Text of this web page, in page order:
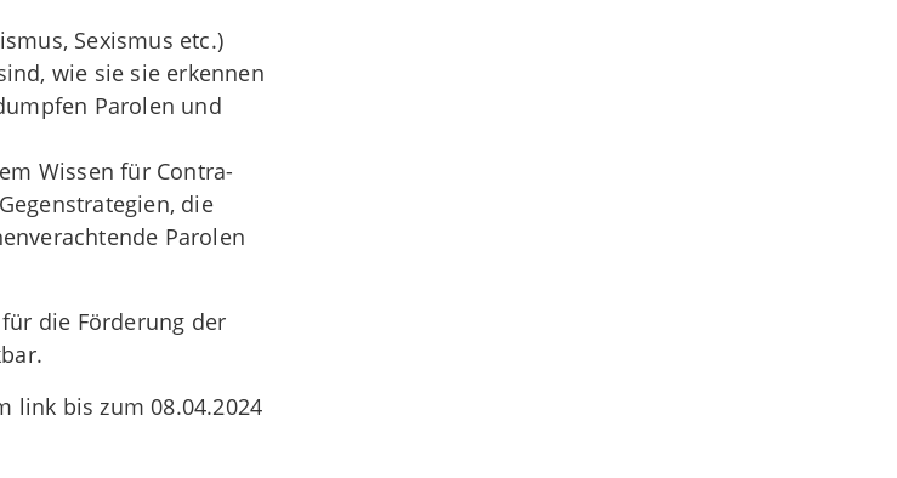
Sexismus etc.)
wie sie sie erkennen
Parolen und
Wissen für Contra-
die
Parolen
die Förderung der
link bis zum 08.04.2024